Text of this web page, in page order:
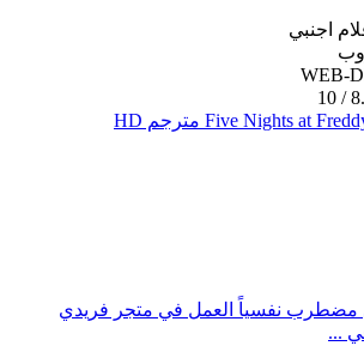
اجنبي
WEB-
8.6
مضطرب نفسياً العمل في متجر فريدي
...